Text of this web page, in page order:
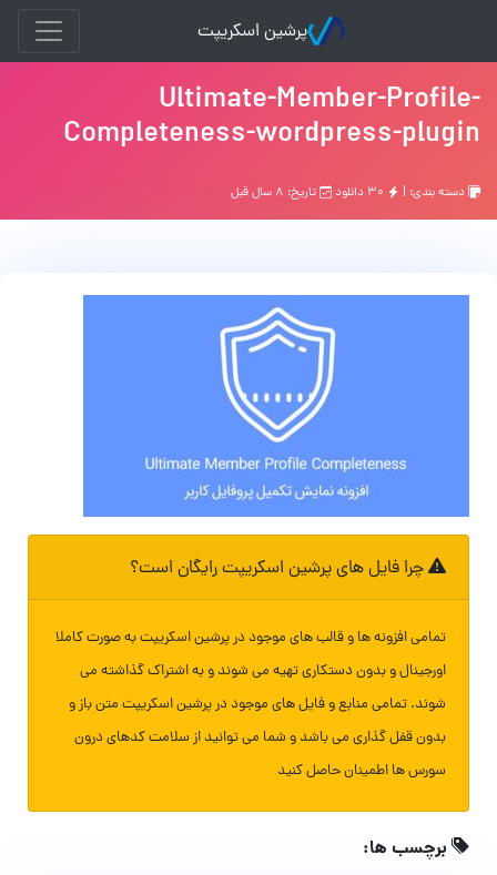
پرشین اسکریپت
Ultimate-Member-Profile-
Completeness-wordpress-plugin
دسته بندی: | تاریخ: ۸ سال قبل
چرا فایل های پرشین اسکریپت رایگان است؟
تمامی افزونه ها و قالب های موجود در پرشین اسکریپت به صورت کاملا
اورجینال و بدون دستکاری تهیه می شوند و به اشتراک گذاشته می
شوند. تمامی منابع و فایل های موجود در پرشین اسکریپت متن باز و
بدون قفل گذاری می باشد و شما می توانید از سلامت کدهای درون
سورس ها اطمینان حاصل کنید
برچسب ها: